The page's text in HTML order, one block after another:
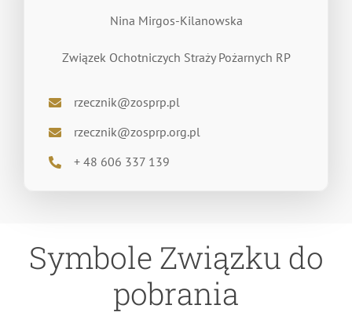
Nina Mirgos-Kilanowska
Związek Ochotniczych Straży Pożarnych RP
rzecznik@zosprp.pl
rzecznik@zosprp.org.pl
+ 48 606 337 139
Symbole Związku
do pobrania